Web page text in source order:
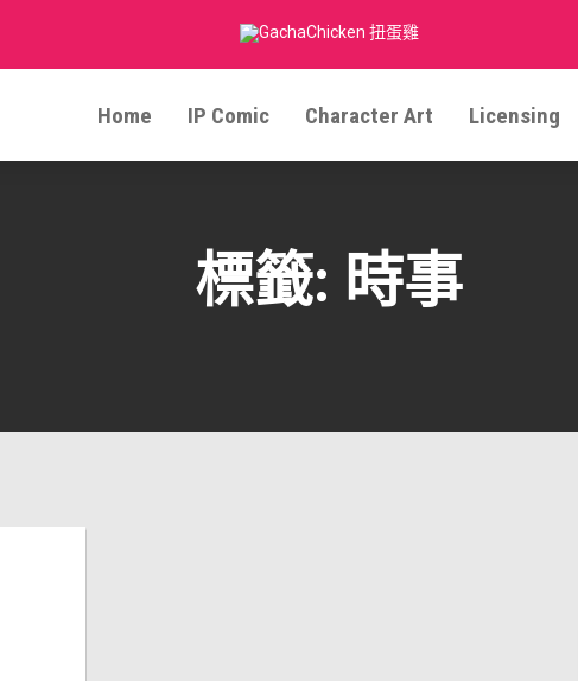
Home IP Comic Character Art Licensing
標籤: 時事